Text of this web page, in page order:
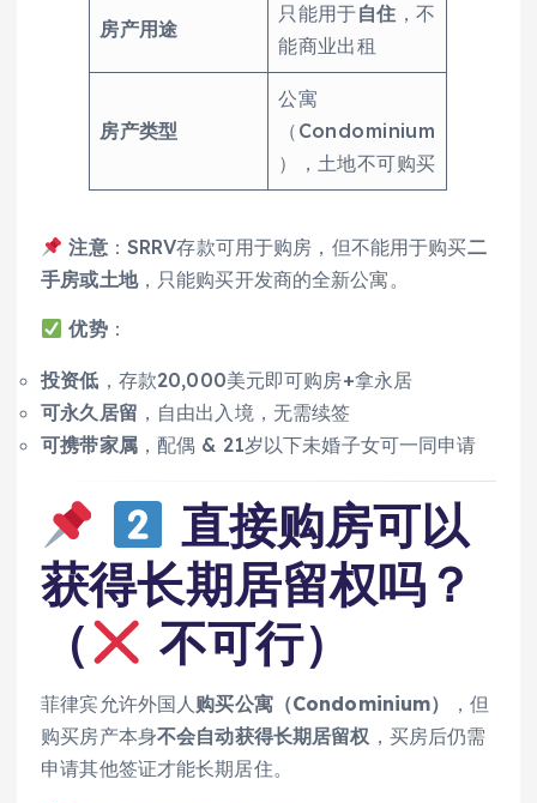
房产用途
只能用于自住 ，不
能商业出租
房产类型
公寓
（Condominium
），土地不可购买
注意：SRRV存款可用于购房，但不能用于购买二
手房或土地，只能购买开发商的全新公寓。
优势：
投资低 ，存款20,000美元即可购房+拿永居
可永久居留 ，自由出入境，无需续签
可携带家属，配偶 & 21岁以下未婚子女可一同申请
直接购房可以
获得长期居留权吗？
（
不可行）
菲律宾允许外国人 购买公寓（Condominium）
，但
购买房产本身不会自动获得长期居留权 ，买房后仍需
申请其他签证才能长期居住。